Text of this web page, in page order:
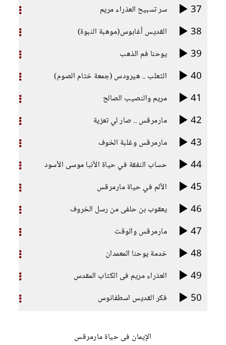
37 سر تسبيح العذراء مريم
38 القديس أغابوس(موهبة النبوة)
39 يوحنا فم الذهب
40 الثعلب .. هيرودس (جمعة ختام الصوم)
41 مريم والنصيب الصالح
42 مارمرقس .. صار لي تعزية
43 مارمرقس وغلبة الخوف
44 حساب النفقة في حياة الأنبا موسى الأسود
45 الألم في حياة مارمرقس
46 يعقوب بن حلفى من رسل الخروف
47 مارمرقس والوقت
48 خدمة يوحنا المعمدان
49 العذراء مريم فى الكتاب المقدس
50 فكر القديس اسطفانوس
الإيمان فى حياة مارمرقس